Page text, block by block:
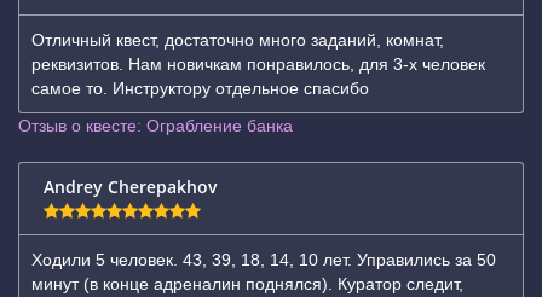
Отличный квест, достаточно много заданий, комнат,
реквизитов. Нам новичкам понравилось, для 3-х человек
самое то. Инструктору отдельное спасибо
Отзыв о квесте: Ограбление банка
Andrey Cherepakhov
Ходили 5 человек. 43, 39, 18, 14, 10 лет. Управились за 50
минут (в конце адреналин поднялся). Куратор следит,